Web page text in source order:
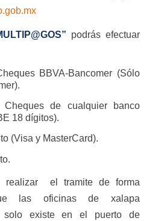
podrás efectuar
BBVA-Bancomer (Sólo
Cheques de cualquier banco
18 dígitos).
(Visa y MasterCard).
el tramite de forma
las oficinas de xalapa
solo existe en el puerto de